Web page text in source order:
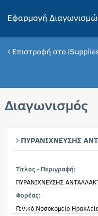
Εφαρμογή
Επιστροφή στο
Διαγωνισμός
ΠΥΡΑΝΙΧΝΕΥΣΗΣ
Τίτλος - Περιγραφή:
ΠΥΡΑΝΙΧΝΕΥΣΗΣ
Φορέας:
Γενικό Νοσοκομείο